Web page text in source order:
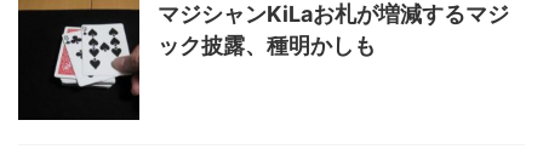
マジシャンKiLaお札が増減するマジ
ック披露、種明かしも